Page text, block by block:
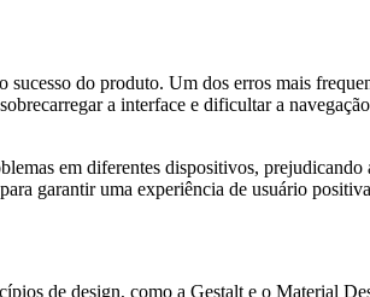
do produto. Um dos erros mais
a interface e dificultar a
em diferentes dispositivos,
garantir uma experiência de usuário
de design, como a Gestalt e o Material